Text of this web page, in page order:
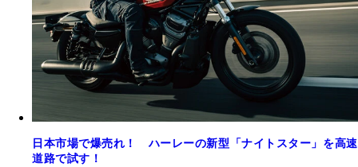
日本市場で爆売れ！ ハーレーの新型「ナイトスター」を高速
道路で試す！